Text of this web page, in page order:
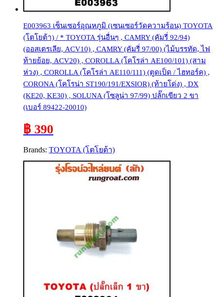
E003963 เซ็นเซอร์อุณหภูมิ (เซนเซอร์วัดความร้อน) TOYOTA
(โตโยต้า) / * TOYOTA รุ่นอื่นๆ , CAMRY (คัมรี่ 92/94)
(ออสเตรเลีย, ACV10) , CAMRY (คัมรี่ 97/00) (ไม้บรรทัด, ไฟ
ท้ายย้อย, ACV20) , COROLLA (โคโรล่า AE100/101) (สาม
ห่วง) , COROLLA (โคโรล่า AE110/111) (ตูดเป็ด / ไฮทอร์ค) ,
CORONA (โคโรน่า ST190/191/EXSIOR) (ท้ายโด่ง) , DX
(KE20, KE30) , SOLUNA (โซลูน่า 97/99) ปลั๊กเขียว 2 ขา
(เบอร์ 89422-20010)
฿ 390
Brands: TOYOTA (โตโยต้า)